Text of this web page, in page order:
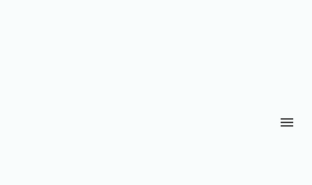
Deze website gebruikt cookies, anoniem en enkel voor het meten